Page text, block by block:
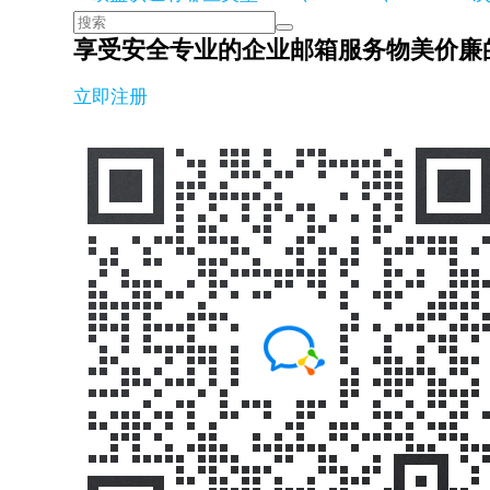
享受安全专业的企业邮箱服务物美价廉
立即注册